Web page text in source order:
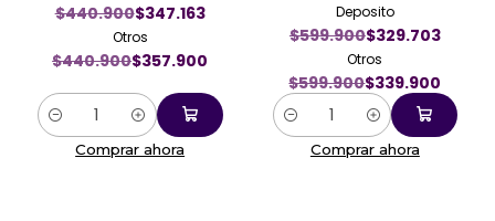
$440.900$347.163
Otros
$440.900$357.900
Cantidad
Comprar ahora
Deposito
$599.900$329.703
Otros
$599.900$339.900
Cantidad
Comprar ahora